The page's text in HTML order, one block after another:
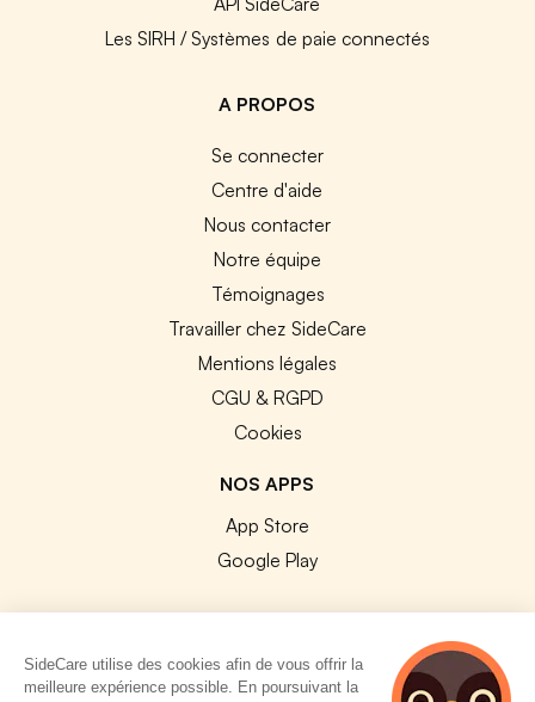
Les SIRH / Systèmes de paie connectés
A PROPOS
Se connecter
Centre d'aide
Nous contacter
Notre équipe
Témoignages
Travailler chez SideCare
Mentions légales
CGU & RGPD
Cookies
NOS APPS
App Store
Google Play
SideCare utilise des cookies afin de vous offrir la
meilleure expérience possible. En poursuivant la